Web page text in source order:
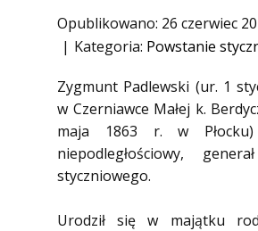
Ofiary zbrodni katyńskiej
zbrojne
Opozycja demokratyczna w
Artyści
Badacze
Społecznicy
Opublikowano: 26 czerwiec
Kategoria: Powstanie
Zygmunt Padlewski (ur. 1
w Czerniawce Małej k.
maja 1863 r. w Płocku)
niepodległościowy,
styczniowego.
Urodził się w majątku